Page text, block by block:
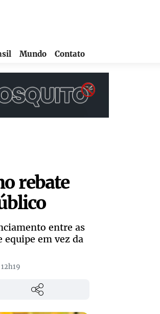
Mundo Contato
rebate
entre as
em vez da